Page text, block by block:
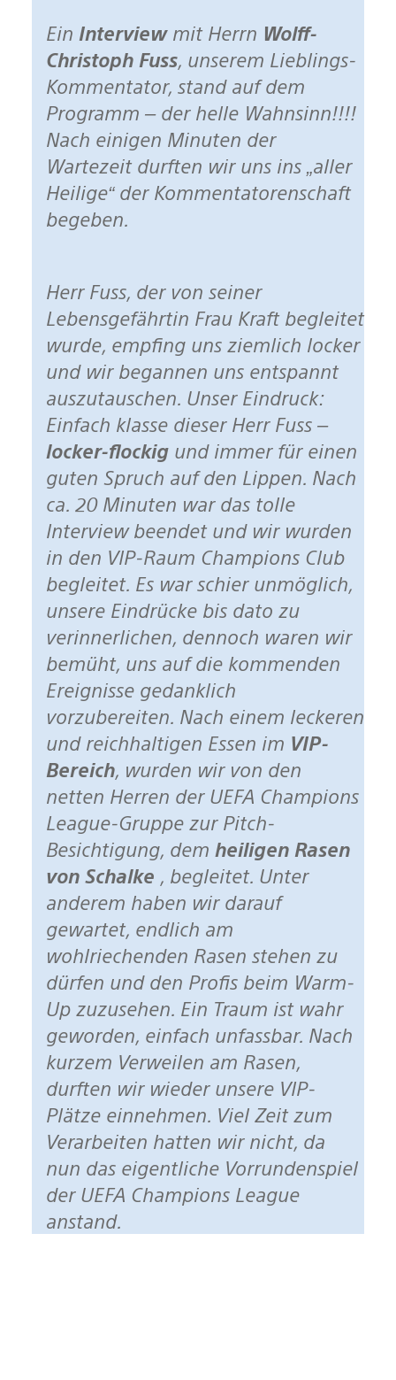
Ein Interviewmit Herrn Wolff-
Christoph Fuss, unserem Lieblings-
Kommentator, stand auf dem
Programm – der helle Wahnsinn!!!!
Nach einigen Minuten der
Wartezeit durften wir uns ins „aller
Heilige“ der Kommentatorenschaft
begeben.
Herr Fuss, der von seiner
Lebensgefährtin Frau Kraft begleitet
wurde, empfing uns ziemlich locker
und wir begannen uns entspannt
auszutauschen. Unser Eindruck:
Einfach klasse dieser Herr Fuss –
locker-flockigund immer für einen
guten Spruch auf den Lippen. Nach
ca. 20 Minuten war das tolle
Interview beendet und wir wurden
in den VIP-Raum Champions Club
begleitet. Es war schier unmöglich,
unsere Eindrücke bis dato zu
verinnerlichen, dennoch waren wir
bemüht, uns auf die kommenden
Ereignisse gedanklich
vorzubereiten. Nach einem leckeren
und reichhaltigen Essen im VIP-
Bereich, wurden wir von den
netten Herren der UEFA Champions
League-Gruppe zur Pitch-
Besichtigung, dem heiligen Rasen
von Schalke , begleitet. Unter
anderem haben wir darauf
gewartet, endlich am
wohlriechenden Rasen stehen zu
dürfen und den Profis beim Warm-
Up zuzusehen. Ein Traum ist wahr
geworden, einfach unfassbar. Nach
kurzem Verweilen am Rasen,
durften wir wieder unsere VIP-
Plätze einnehmen. Viel Zeit zum
Verarbeiten hatten wir nicht, da
nun das eigentliche Vorrundenspiel
der UEFA Champions League
anstand.